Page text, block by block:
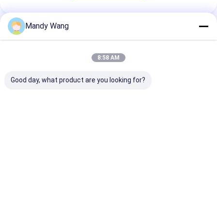
Αποκτήστε Την Καλύτερη Τιμή Για
ελέγχου διαλογικό πλαίσιο
Mandy Wang
8:58 AM
Good day, what product are you looking for?